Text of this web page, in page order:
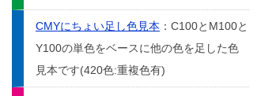
CMYにちょい足し色見本 ：C100とM100と
Y100の単色をベースに他の色を足した色
見本です(420色:重複色有)